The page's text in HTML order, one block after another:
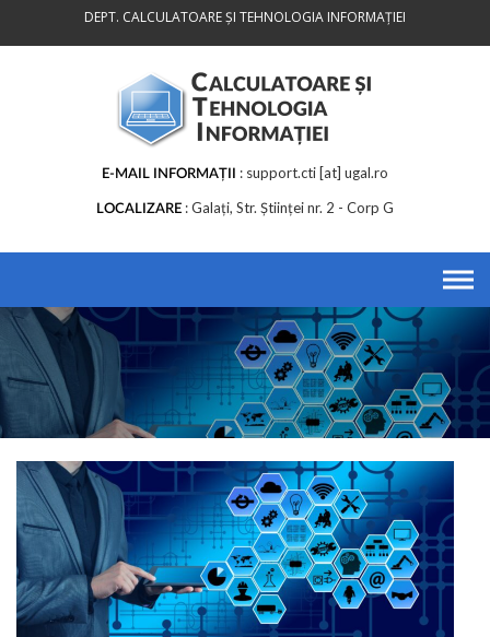
DEPT. CALCULATOARE ȘI TEHNOLOGIA INFORMAȚIEI
E-MAIL INFORMAȚII support.cti [at] ugal.ro
LOCALIZARE Galați, Str. Științei nr. 2 - Corp G